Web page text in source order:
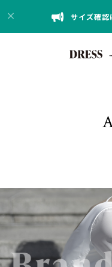
サイズ確認